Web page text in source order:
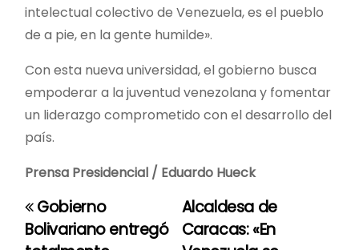
intelectual colectivo de Venezuela, es el pueblo
de a pie, en la gente humilde».
Con esta nueva universidad, el gobierno busca
empoderar a la juventud venezolana y fomentar
un liderazgo comprometido con el desarrollo del
país.
Prensa Presidencial / Eduardo Hueck
N
Alcaldesa de
Caracas: «En
Gobierno
Bolivariano entregó